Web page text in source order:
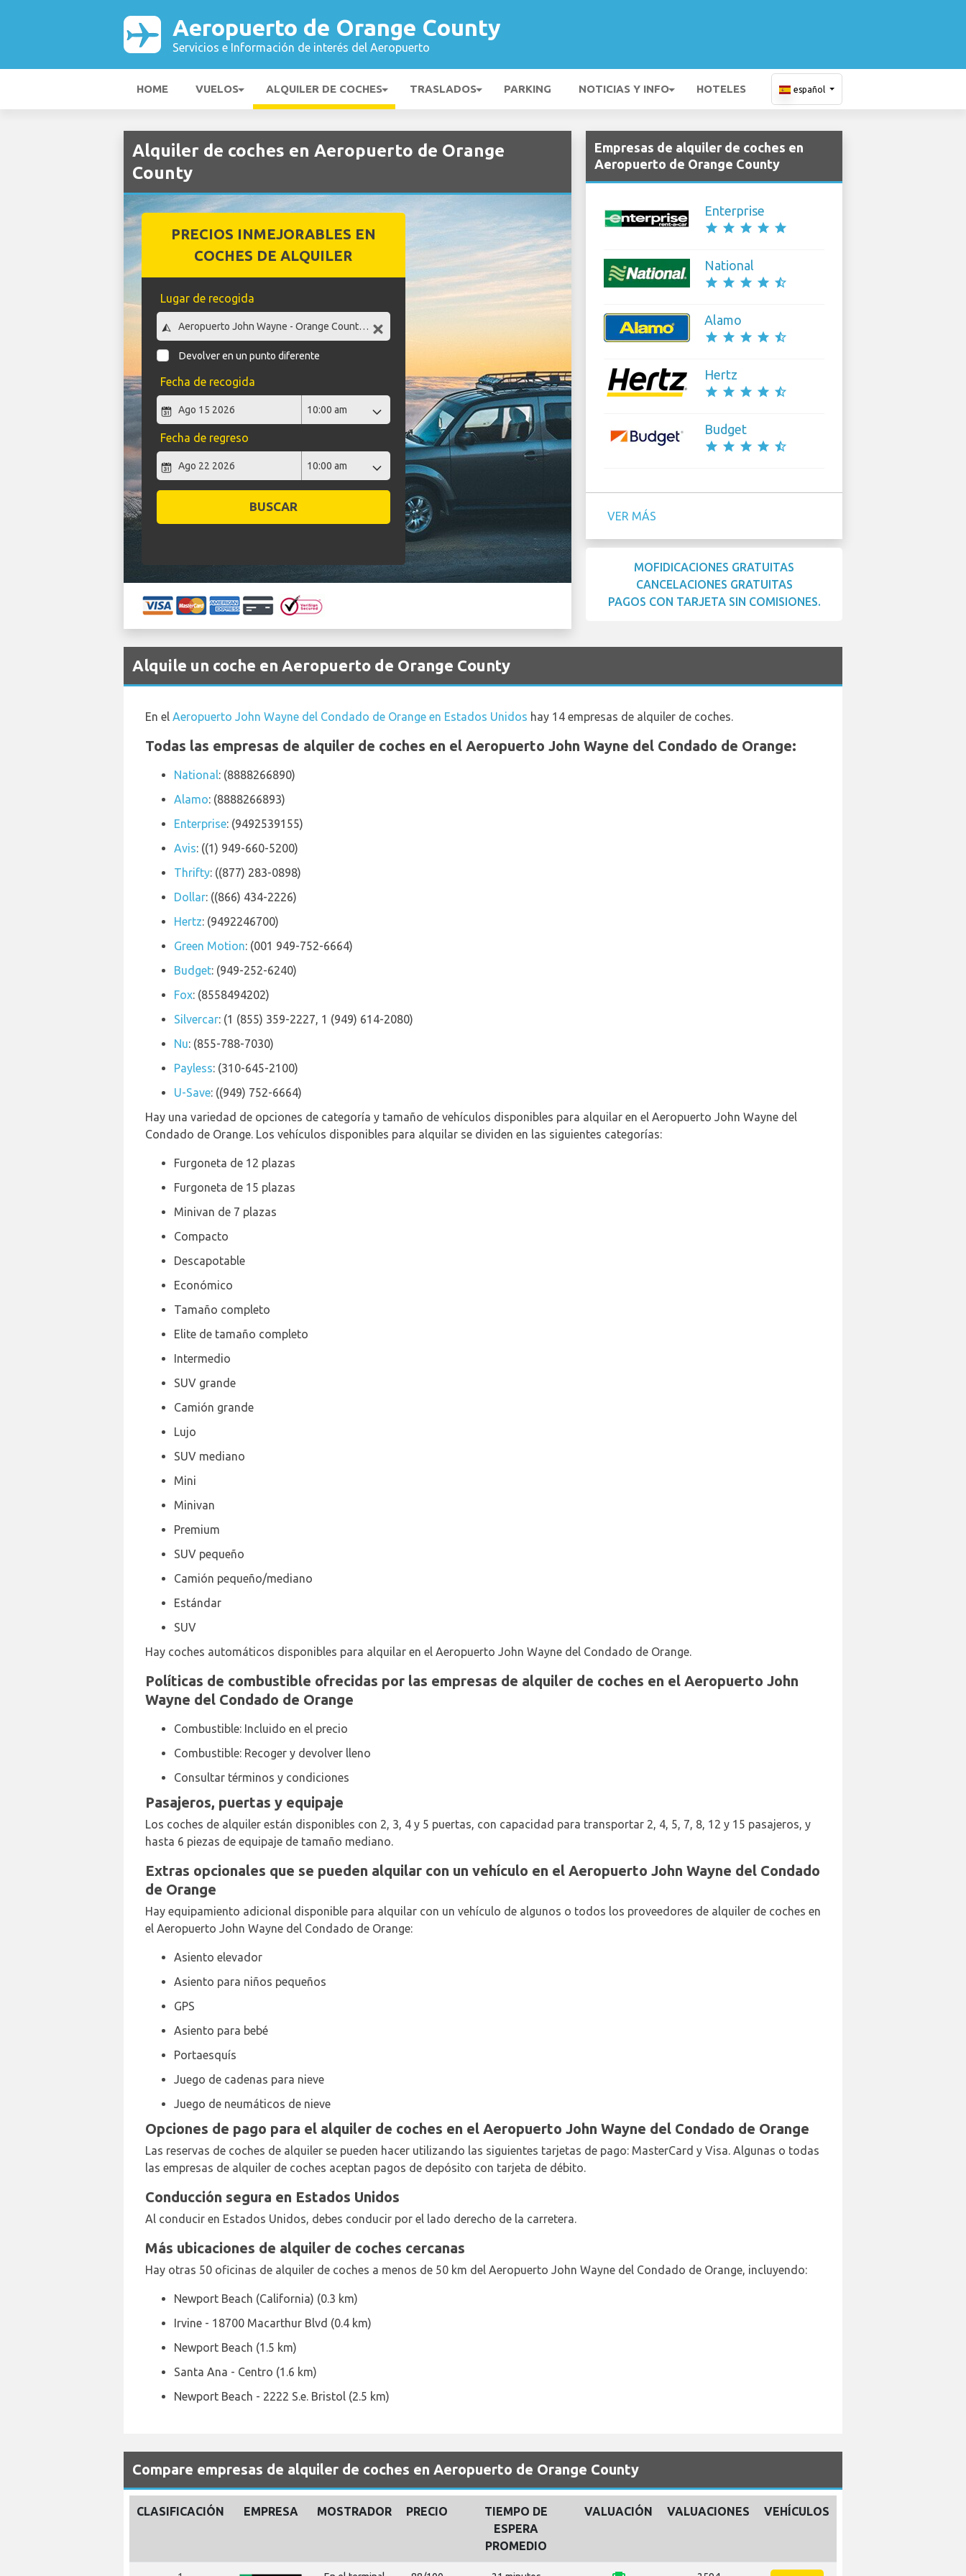
Aeropuerto de Orange County
Servicios e Información de interés del Aeropuerto
HOME VUELOS ALQUILER DE COCHES TRASLADOS PARKING NOTICIAS Y INFO HOTELES español
Alquiler de coches en Aeropuerto de Orange
County
PRECIOS INMEJORABLES EN
COCHES DE ALQUILER
Lugar de recogida
Devolver en un punto diferente
Fecha de recogida
Fecha de regreso
BUSCAR
Empresas de alquiler de coches en
Aeropuerto de Orange County
Enterprise
star star star star star
National
star star star star star_half
Alamo
star star star star star_half
Hertz
star star star star star_half
Budget
star star star star star_half
VER MÁS
MOFIDICACIONES GRATUITAS
CANCELACIONES GRATUITAS
PAGOS CON TARJETA SIN COMISIONES.
Alquile un coche en Aeropuerto de Orange County
En el Aeropuerto John Wayne del Condado de Orange en Estados Unidos hay 14 empresas de alquiler de coches.
Todas las empresas de alquiler de coches en el Aeropuerto John Wayne del Condado de Orange:
National: (8888266890)
Alamo: (8888266893)
Enterprise: (9492539155)
Avis: ((1) 949-660-5200)
Thrifty: ((877) 283-0898)
Dollar: ((866) 434-2226)
Hertz: (9492246700)
Green Motion: (001 949-752-6664)
Budget: (949-252-6240)
Fox: (8558494202)
Silvercar: (1 (855) 359-2227, 1 (949) 614-2080)
Nu: (855-788-7030)
Payless: (310-645-2100)
U-Save: ((949) 752-6664)
Hay una variedad de opciones de categoría y tamaño de vehículos disponibles para alquilar en el Aeropuerto John Wayne del
Condado de Orange. Los vehículos disponibles para alquilar se dividen en las siguientes categorías:
Furgoneta de 12 plazas
Furgoneta de 15 plazas
Minivan de 7 plazas
Compacto
Descapotable
Económico
Tamaño completo
Elite de tamaño completo
Intermedio
SUV grande
Camión grande
Lujo
SUV mediano
Mini
Minivan
Premium
SUV pequeño
Camión pequeño/mediano
Estándar
SUV
Hay coches automáticos disponibles para alquilar en el Aeropuerto John Wayne del Condado de Orange.
Políticas de combustible ofrecidas por las empresas de alquiler de coches en el Aeropuerto John
Wayne del Condado de Orange
Combustible: Incluido en el precio
Combustible: Recoger y devolver lleno
Consultar términos y condiciones
Pasajeros, puertas y equipaje
Los coches de alquiler están disponibles con 2, 3, 4 y 5 puertas, con capacidad para transportar 2, 4, 5, 7, 8, 12 y 15 pasajeros, y
hasta 6 piezas de equipaje de tamaño mediano.
Extras opcionales que se pueden alquilar con un vehículo en el Aeropuerto John Wayne del Condado
de Orange
Hay equipamiento adicional disponible para alquilar con un vehículo de algunos o todos los proveedores de alquiler de coches en
el Aeropuerto John Wayne del Condado de Orange:
Asiento elevador
Asiento para niños pequeños
GPS
Asiento para bebé
Portaesquís
Juego de cadenas para nieve
Juego de neumáticos de nieve
Opciones de pago para el alquiler de coches en el Aeropuerto John Wayne del Condado de Orange
Las reservas de coches de alquiler se pueden hacer utilizando las siguientes tarjetas de pago: MasterCard y Visa. Algunas o todas
las empresas de alquiler de coches aceptan pagos de depósito con tarjeta de débito.
Conducción segura en Estados Unidos
Al conducir en Estados Unidos, debes conducir por el lado derecho de la carretera.
Más ubicaciones de alquiler de coches cercanas
Hay otras 50 oficinas de alquiler de coches a menos de 50 km del Aeropuerto John Wayne del Condado de Orange, incluyendo:
Newport Beach (California) (0.3 km)
Irvine - 18700 Macarthur Blvd (0.4 km)
Newport Beach (1.5 km)
Santa Ana - Centro (1.6 km)
Newport Beach - 2222 S.e. Bristol (2.5 km)
Compare empresas de alquiler de coches en Aeropuerto de Orange County
CLASIFICACIÓN EMPRESA MOSTRADOR PRECIO
TIEMPO DE
ESPERA
PROMEDIO
VALUACIÓN VALUACIONES VEHÍCULOS